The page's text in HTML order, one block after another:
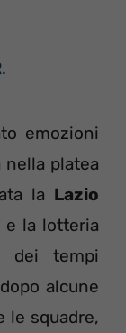
emozioni
nella platea
la Lazio
e la lotteria
tempi
alcune
le squadre,